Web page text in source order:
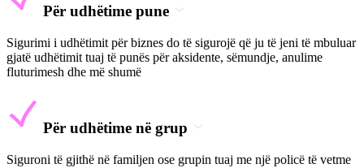
Për udhëtime pune
Sigurimi i udhëtimit për biznes do të sigurojë që ju të jeni të mbuluar
gjatë udhëtimit tuaj të punës për aksidente, sëmundje, anulime
fluturimesh dhe më shumë
Për udhëtime në grup
Siguroni të gjithë në familjen ose grupin tuaj me një policë të vetme